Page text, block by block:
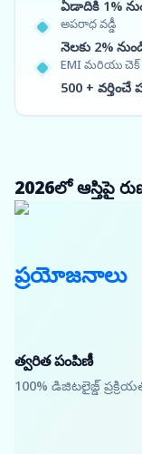
ఏడాదికి 1%
అపరాధ వడ్డీ
నెలకు 2%
EMI మరియు చెక్
500 + వర్తించే
2026లో ఆస్తిపై
ప్రయోజనాలు
త్వరిత పంపిణీ
100% డిజిటలైజ్డ్